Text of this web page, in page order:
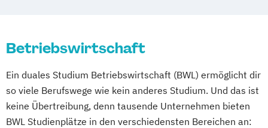
Betriebswirtschaft
Ein duales Studium Betriebswirtschaft (BWL) ermöglicht dir
so viele Berufswege wie kein anderes Studium. Und das ist
keine Übertreibung, denn tausende Unternehmen bieten
BWL Studienplätze in den verschiedensten Bereichen an: